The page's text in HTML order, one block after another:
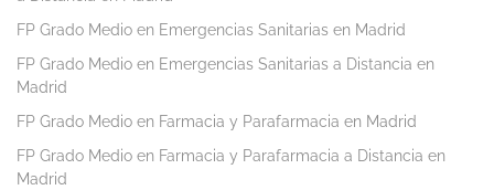
FP Grado Medio en Emergencias Sanitarias en Madrid
FP Grado Medio en Emergencias Sanitarias a Distancia en
Madrid
FP Grado Medio en Farmacia y Parafarmacia en Madrid
FP Grado Medio en Farmacia y Parafarmacia a Distancia en
Madrid